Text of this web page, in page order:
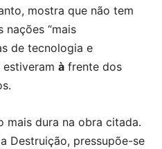
mostra que não tem
nações “mais
de tecnologia e
à frente dos
mais dura na obra citada.
Destruição, pressupõe-se